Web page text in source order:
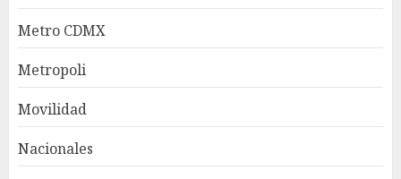
Metro CDMX
Metropoli
Movilidad
Nacionales